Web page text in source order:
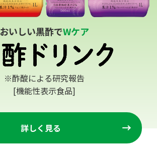
おいしい黒酢でWケア
※酢酸による研究報告
[機能性表示食品]
詳しく見る